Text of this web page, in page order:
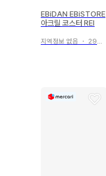
EBiDAN EBiSTORE
아크릴 코스터 REI
지역정보 없음 ・ 29분 전